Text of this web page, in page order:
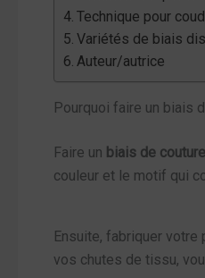
Technique pour
Variétés de biais
Auteur/autrice
Pourquoi faire un biais
Faire un biais de couture
couleur et le motif qui
Ensuite, fabriquer votre
vos chutes de tissu,